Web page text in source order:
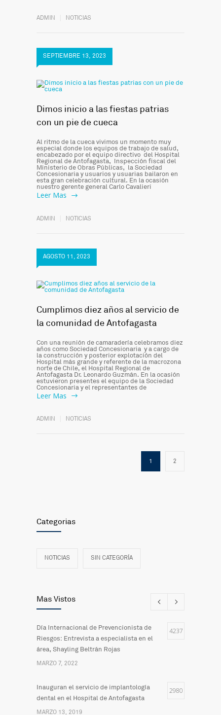
ADMIN NOTICIAS
SEPTIEMBRE 13, 2023
Dimos inicio a las fiestas patrias
con un pie de cueca
Al ritmo de la cueca vivimos un momento muy
especial donde los equipos de trabajo de salud,
encabezado por el equipo directivo del Hospital
Regional de Antofagasta, Inspección fiscal del
Ministerio de Obras Públicas, la Sociedad
Concesionaria y usuarios y usuarias bailaron en
esta gran celebración cultural. En la ocasión
nuestro gerente general Carlo Cavalieri
Leer Mas
ADMIN NOTICIAS
AGOSTO 11, 2023
Cumplimos diez años al servicio de
la comunidad de Antofagasta
Con una reunión de camaradería celebramos diez
años como Sociedad Concesionaria y a cargo de
la construcción y posterior explotación del
Hospital más grande y referente de la macrozona
norte de Chile, el Hospital Regional de
Antofagasta Dr. Leonardo Guzmán. En la ocasión
estuvieron presentes el equipo de la Sociedad
Concesionaria y el representantes de
Leer Mas
ADMIN NOTICIAS
1 2
Categorias
NOTICIAS SIN CATEGORÍA
Mas Vistos
Día Internacional de Prevencionista de
Riesgos: Entrevista a especialista en el
área, Shayling Beltrán Rojas
4237
MARZO 7, 2022
Inauguran el servicio de implantología
dental en el Hospital de Antofagasta
2980
MARZO 13, 2019